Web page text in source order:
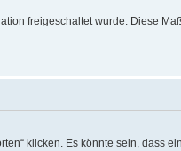
freigeschaltet wurde. Diese
klicken. Es könnte sein, dass